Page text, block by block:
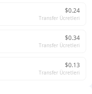
$0.24
Transfer Ücretleri
$0.34
Transfer Ücretleri
$0.13
Transfer Ücretleri